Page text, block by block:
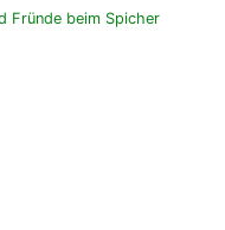
Fründe beim Spicher